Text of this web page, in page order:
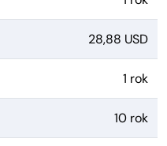
28,88 USD
1 rok
10 rok